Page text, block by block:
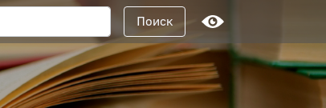
Поисковый запрос
Поиск